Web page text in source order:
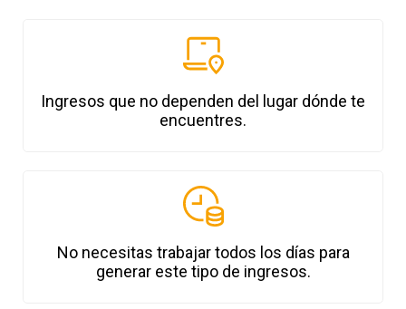
Ingresos que no dependen del lugar dónde te
encuentres.
No necesitas trabajar todos los días para
generar este tipo de ingresos.